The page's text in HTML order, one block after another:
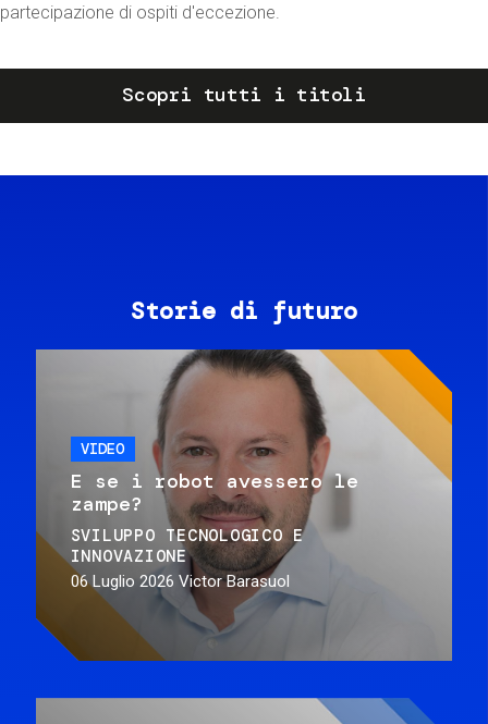
partecipazione di ospiti d'eccezione.
Scopri tutti i titoli
Storie di futuro
VIDEO
E se i robot avessero le
zampe?
SVILUPPO TECNOLOGICO E
INNOVAZIONE
06 Luglio 2026 Victor Barasuol